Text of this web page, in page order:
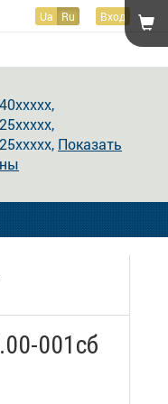
Ua Ru Вход
Показать
001сб